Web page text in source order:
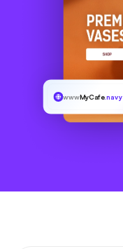
wwwMyCafe.navy